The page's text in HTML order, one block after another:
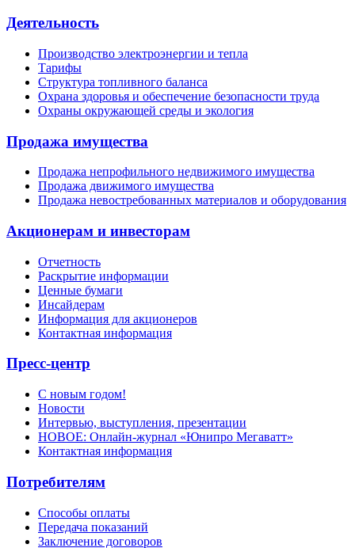
Деятельность
Производство электроэнергии и тепла
Тарифы
Структура топливного баланса
Охрана здоровья и обеспечение безопасности труда
Охраны окружающей среды и экология
Продажа имущества
Продажа непрофильного недвижимого имущества
Продажа движимого имущества
Продажа невостребованных материалов и оборудования
Акционерам и инвесторам
Отчетность
Раскрытие информации
Ценные бумаги
Инсайдерам
Информация для акционеров
Контактная информация
Пресс-центр
С новым годом!
Новости
Интервью, выступления, презентации
НОВОЕ: Онлайн-журнал «Юнипро Мегаватт»
Контактная информация
Потребителям
Способы оплаты
Передача показаний
Заключение договоров